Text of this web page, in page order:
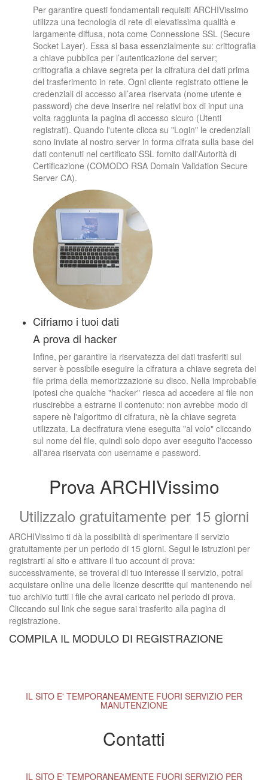
Per garantire questi fondamentali requisiti ARCHIVissimo
utilizza una tecnologia di rete di elevatissima qualità e
largamente diffusa, nota come Connessione SSL (Secure
Socket Layer). Essa si basa essenzialmente su: crittografia
a chiave pubblica per l’autenticazione del server;
crittografia a chiave segreta per la cifratura dei dati prima
del trasferimento in rete. Ogni cliente registrato ottiene le
credenziali di accesso all’area riservata (nome utente e
password) che deve inserire nei relativi box di input una
volta raggiunta la pagina di accesso sicuro (Utenti
registrati). Quando l'utente clicca su "Login" le credenziali
sono inviate al nostro server in forma cifrata sulla base dei
dati contenuti nel certificato SSL fornito dall'Autorità di
Certificazione (COMODO RSA Domain Validation Secure
Server CA).
Cifriamo i tuoi dati
A prova di hacker
Infine, per garantire la riservatezza dei dati trasferiti sul
server è possibile eseguire la cifratura a chiave segreta dei
file prima della memorizzazione su disco. Nella improbabile
ipotesi che qualche "hacker" riesca ad accedere ai file non
riuscirebbe a estrarne il contenuto: non avrebbe modo di
sapere nè l'algoritmo di cifratura, nè la chiave segreta
utilizzata. La decifratura viene eseguita "al volo" cliccando
sul nome del file, quindi solo dopo aver eseguito l'accesso
all'area riservata con username e password.
Prova ARCHIVissimo
Utilizzalo gratuitamente per 15 giorni
ARCHIVissimo ti dà la possibilità di sperimentare il servizio
gratuitamente per un periodo di 15 giorni. Segui le istruzioni per
registrarti al sito e attivare il tuo account di prova:
successivamente, se troverai di tuo interesse il servizio, potrai
acquistare online una delle licenze descritte qui mantenendo nel
tuo archivio tutti i file che avrai caricato nel periodo di prova.
Cliccando sul link che segue sarai trasferito alla pagina di
registrazione.
COMPILA IL MODULO DI REGISTRAZIONE
IL SITO E' TEMPORANEAMENTE FUORI SERVIZIO PER
MANUTENZIONE
Contatti
IL SITO E' TEMPORANEAMENTE FUORI SERVIZIO PER